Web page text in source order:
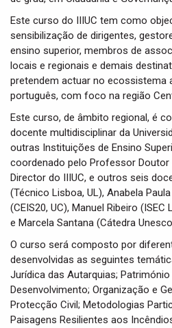
Este curso do IIIUC tem como
sensibilização de dirigentes,
ensino superior, membros de
locais e regionais e demais
pretendem actuar no ecossistema
português, com foco na região
Este curso, de âmbito regional, é
docente multidisciplinar da
outras Instituições de Ensino
coordenado pelo Professor Doutor
Director do IIIUC, e outros seis
(Técnico Lisboa, UL), Anabela
(CEIS20, UC), Manuel Ribeiro (ISEC
e Marcela Santana (Cátedra
O curso será composto por
desenvolvidas as seguintes
Jurídica das Autarquias; Património
Desenvolvimento; Organização e
Protecção Civil; Metodologias
Paisagens Resilientes aos